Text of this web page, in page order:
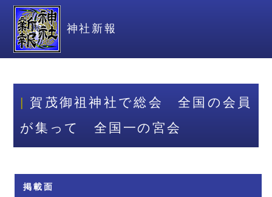
神社新報
賀茂御祖神社で総会 全国の会員
が集って 全国一の宮会
掲載面